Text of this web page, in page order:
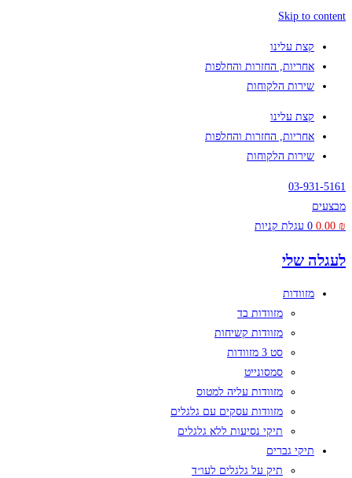
Skip to content
קצת עלינו
אחריות, החזרות והחלפות
שירות הלקוחות
קצת עלינו
אחריות, החזרות והחלפות
שירות הלקוחות
03-931-5161
מבצעים
0.00 ₪
0 עגלת קניות
לעגלה שלי
מזוודות
מזוודות בד
מזוודות קשיחות
סט 3 מזוודות
סמסונייט
מזוודות עליה למטוס
מזוודות עסקים עם גלגלים
תיקי נסיעות ללא גלגלים
תיקי גברים
תיק על גלגלים לעו״ד